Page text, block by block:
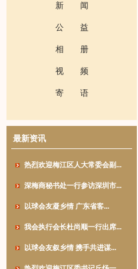
新 闻
公 益
相 册
视 频
寄 语
最新资讯
热烈欢迎梅江区人大常委会副...
深梅商秘书处一行参访深圳市...
以球会友凝乡情 广东省客...
我会执行会长杜尚顺一行出席...
以球会友叙乡情 携手共进谋...